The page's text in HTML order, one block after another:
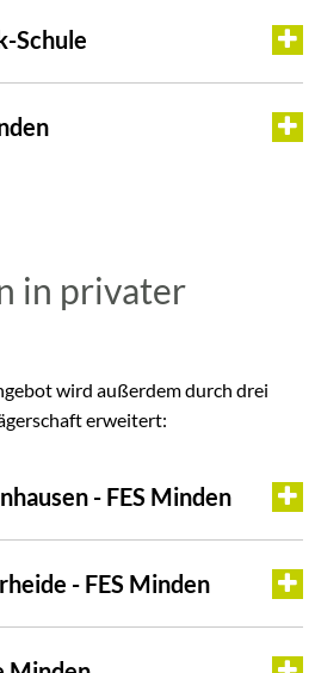
Schule
in privater
wird außerdem durch drei
erweitert:
- FES Minden
- FES Minden